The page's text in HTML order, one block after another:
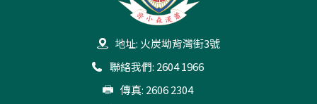
地址: 火炭坳背灣街3號
聯絡我們: 2604 1966
傳真: 2606 2304